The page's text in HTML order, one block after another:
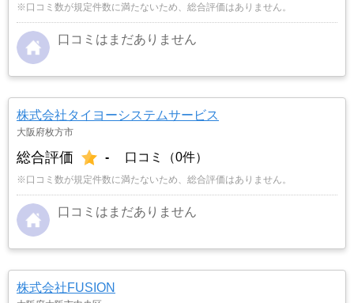
※口コミ数が規定件数に満たないため、総合評価はありません。
口コミはまだありません
株式会社タイヨーシステムサービス
大阪府枚方市
総合評価 - 口コミ（0件）
※口コミ数が規定件数に満たないため、総合評価はありません。
口コミはまだありません
株式会社FUSION